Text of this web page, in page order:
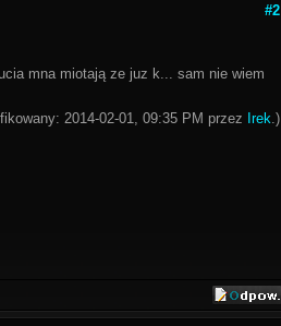
#2
mna miotają ze juz k... sam nie wiem
2014-02-01, 09:35 PM przez Irek.)